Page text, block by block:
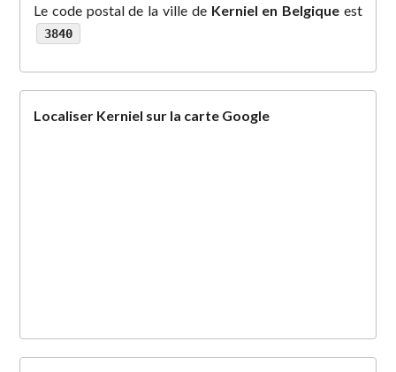
Le code postal de la ville de Kerniel en Belgique est
3840
Localiser Kerniel sur la carte Google